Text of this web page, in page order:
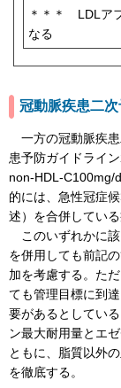
＊＊＊ LDLア
なる
冠動脈疾患二
一方の冠動脈疾患
患予防ガイドライ
non-HDL-C100mg/
的には、急性冠症
述）を合併している
このいずれかに該
を併用しても前記
加を考慮する。た
ても管理目標に到
要があるとしてい
ン最大耐用量とエ
ともに、脂質以外
を徹底する。